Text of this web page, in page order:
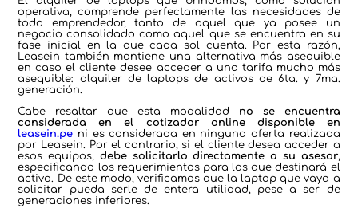
operativa, comprende perfectamente las necesidades de
todo emprendedor, tanto de aquel que ya posee un
negocio consolidado como aquel que se encuentra en su
fase inicial en la que cada sol cuenta. Por esta razón,
Leasein también mantiene una alternativa más asequible
en caso el cliente desee acceder a una tarifa mucho más
asequible: alquiler de laptops de activos de 6ta. y 7ma.
generación.
Cabe resaltar que esta modalidad no se encuentra
considerada en el cotizador online disponible en
leasein.pe ni es considerada en ninguna oferta realizada
por Leasein. Por el contrario, si el cliente desea acceder a
esos equipos, debe solicitarlo directamente a su asesor,
especificando los requerimientos para los que destinará el
activo. De este modo, verificamos que la laptop que vaya a
solicitar pueda serle de entera utilidad, pese a ser de
generaciones inferiores.